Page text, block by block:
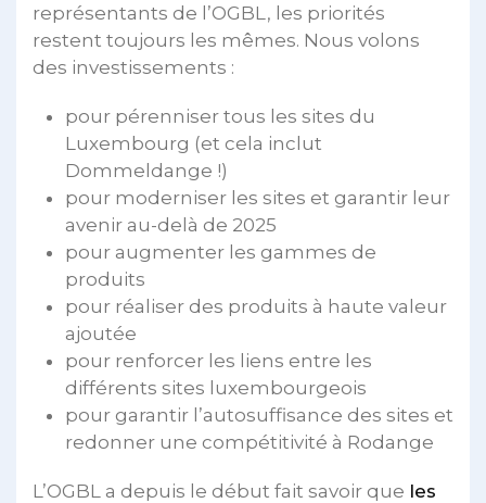
représentants de l’OGBL, les priorités
restent toujours les mêmes. Nous volons
des investissements :
pour pérenniser tous les sites du
Luxembourg (et cela inclut
Dommeldange !)
pour moderniser les sites et garantir leur
avenir au-delà de 2025
pour augmenter les gammes de
produits
pour réaliser des produits à haute valeur
ajoutée
pour renforcer les liens entre les
différents sites luxembourgeois
pour garantir l’autosuffisance des sites et
redonner une compétitivité à Rodange
L’OGBL a depuis le début fait savoir que les